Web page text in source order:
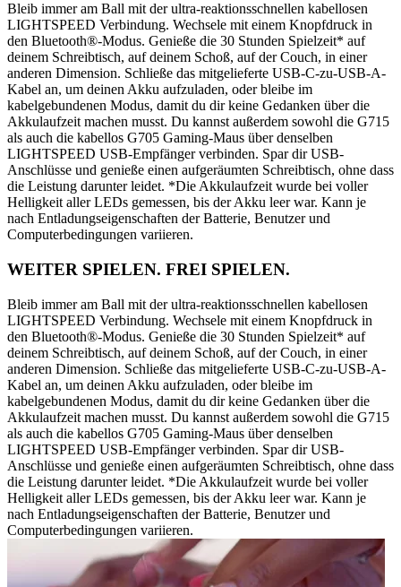
Bleib immer am Ball mit der ultra-reaktionsschnellen kabellosen
LIGHTSPEED Verbindung. Wechsele mit einem Knopfdruck in
den Bluetooth®-Modus. Genieße die 30 Stunden Spielzeit* auf
deinem Schreibtisch, auf deinem Schoß, auf der Couch, in einer
anderen Dimension. Schließe das mitgelieferte USB-C-zu-USB-A-
Kabel an, um deinen Akku aufzuladen, oder bleibe im
kabelgebundenen Modus, damit du dir keine Gedanken über die
Akkulaufzeit machen musst. Du kannst außerdem sowohl die G715
als auch die kabellos G705 Gaming-Maus über denselben
LIGHTSPEED USB-Empfänger verbinden. Spar dir USB-
Anschlüsse und genieße einen aufgeräumten Schreibtisch, ohne dass
die Leistung darunter leidet. *Die Akkulaufzeit wurde bei voller
Helligkeit aller LEDs gemessen, bis der Akku leer war. Kann je
nach Entladungseigenschaften der Batterie, Benutzer und
Computerbedingungen variieren.
WEITER SPIELEN. FREI SPIELEN.
Bleib immer am Ball mit der ultra-reaktionsschnellen kabellosen
LIGHTSPEED Verbindung. Wechsele mit einem Knopfdruck in
den Bluetooth®-Modus. Genieße die 30 Stunden Spielzeit* auf
deinem Schreibtisch, auf deinem Schoß, auf der Couch, in einer
anderen Dimension. Schließe das mitgelieferte USB-C-zu-USB-A-
Kabel an, um deinen Akku aufzuladen, oder bleibe im
kabelgebundenen Modus, damit du dir keine Gedanken über die
Akkulaufzeit machen musst. Du kannst außerdem sowohl die G715
als auch die kabellos G705 Gaming-Maus über denselben
LIGHTSPEED USB-Empfänger verbinden. Spar dir USB-
Anschlüsse und genieße einen aufgeräumten Schreibtisch, ohne dass
die Leistung darunter leidet. *Die Akkulaufzeit wurde bei voller
Helligkeit aller LEDs gemessen, bis der Akku leer war. Kann je
nach Entladungseigenschaften der Batterie, Benutzer und
Computerbedingungen variieren.